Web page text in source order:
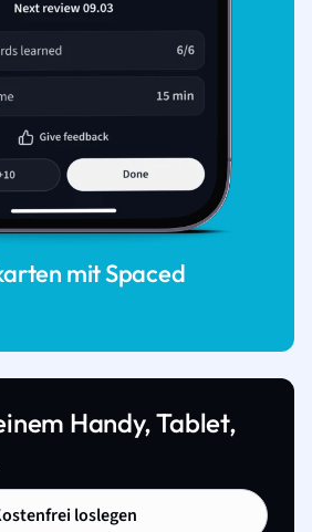
mit Spaced
Handy, Tablet,
loslegen